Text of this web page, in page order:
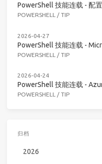
PowerShell 技能连载 - 配
POWERSHELL / TIP
2026-04-27
PowerShell 技能连载 -
POWERSHELL / TIP
2026-04-24
PowerShell 技能连载 -
POWERSHELL / TIP
归档
2026